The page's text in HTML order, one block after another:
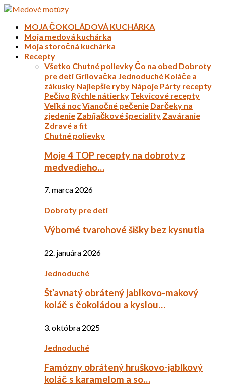
MOJA ČOKOLÁDOVÁ KUCHÁRKA
Moja medová kuchárka
Moja storočná kuchárka
Recepty
Všetko Chutné polievkyČo na obed Dobroty
pre deti Grilovačka Jednoduché Koláče a
zákusky Najlepšie ryby Nápoje Párty recepty
Pečivo Rýchle nátierky Tekvicové recepty
Veľká nocVianočné pečenie Darčeky na
zjedenie Zabíjačkové špeciality Zaváranie
Zdravé a fit
Chutné polievky
Moje 4 TOP recepty na dobroty z
medvedieho…
7. marca 2026
Dobroty pre deti
Výborné tvarohové šišky bez kysnutia
22. januára 2026
Jednoduché
Šťavnatý obrátený jablkovo-makový
koláč s čokoládou a kyslou…
3. októbra 2025
Jednoduché
Famózny obrátený hruškovo-jablkový
koláč s karamelom a so…